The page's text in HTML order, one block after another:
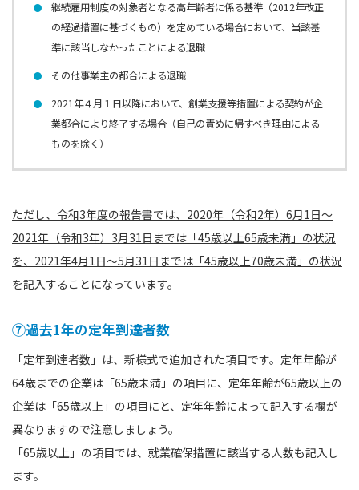
継続雇用制度の対象者となる高年齢者に係る基準（2012年改正
の経過措置に基づくもの）を定めている場合において、当該基
準に該当しなかったことによる退職
その他事業主の都合による退職
2021年４月１日以降において、創業支援等措置による契約が企
業都合により終了する場合（自己の責めに帰すべき理由による
ものを除く）
ただし、令和3年度の報告書では、2020年（令和2年）6月1日〜
2021年（令和3年）3月31日までは「45歳以上65歳未満」の状況
を、2021年4月1日〜5月31日までは「45歳以上70歳未満」の状況
を記入することになっています。
⑦過去1年の定年到達者数
「定年到達者数」は、新様式で追加された項目です。定年年齢が
64歳までの企業は「65歳未満」の項目に、定年年齢が65歳以上の
企業は「65歳以上」の項目にと、定年年齢によって記入する欄が
異なりますので注意しましょう。
「65歳以上」の項目では、就業確保措置に該当する人数も記入し
ます。